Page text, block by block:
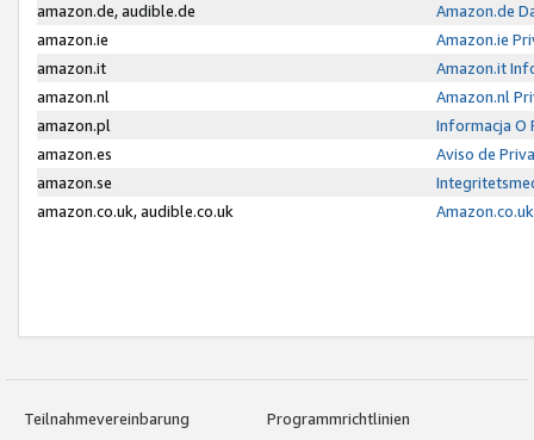
amazon.de, audible.de
Amazon.de
amazon.ie
Amazon.ie
amazon.it
Amazon.it
amazon.nl
Amazon.nl
amazon.pl
Informacja O
amazon.es
Aviso de
amazon.se
amazon.co.uk, audible.co.uk
Teilnahmevereinbarung
Programmrichtlinien